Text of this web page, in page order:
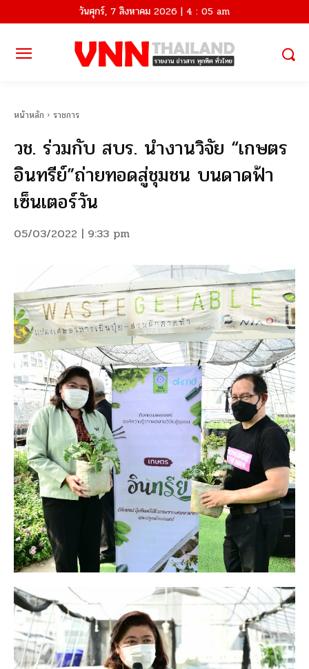
วันศุกร์, 7 สิงหาคม 2026 | 4 : 05 am
หน้าหลัก ราชการ
วช. ร่วมกับ สบร. นำงานวิจัย “เกษตร
อินทรีย์”ถ่ายทอดสู่ชุมชน บนดาดฟ้า
เซ็นเตอร์วัน
05/03/2022 | 9:33 pm